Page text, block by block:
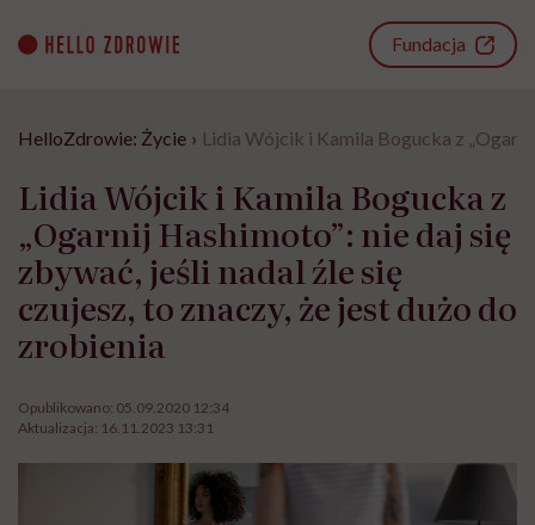
content
Fundacja
HelloZdrowie: Życie › Lidia Wójcik i Kamila Bogucka z
Lidia Wójcik i Kamila Bogucka z
„Ogarnij Hashimoto”: nie daj się
zbywać, jeśli nadal źle się
czujesz, to znaczy, że jest dużo do
zrobienia
Opublikowano: 05.09.2020 12:34
Aktualizacja: 16.11.2023 13:31